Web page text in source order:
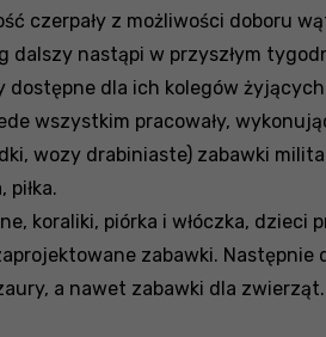
czerpały z możliwości doboru
dalszy nastąpi w przyszłym
dla ich kolegów
wszystkim pracowały,
wozy drabiniaste) zabawki
koraliki, piórka i włóczka, dzieci
zabawki. Następnie
a nawet zabawki dla zwierząt.